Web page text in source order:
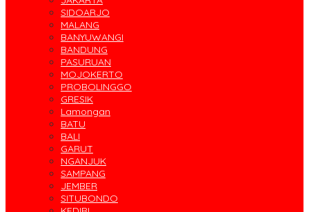
SIDOARJO
MALANG
BANYUWANGI
BANDUNG
PASURUAN
MOJOKERTO
PROBOLINGGO
GRESIK
Lamongan
BATU
BALI
GARUT
NGANJUK
SAMPANG
JEMBER
SITUBONDO